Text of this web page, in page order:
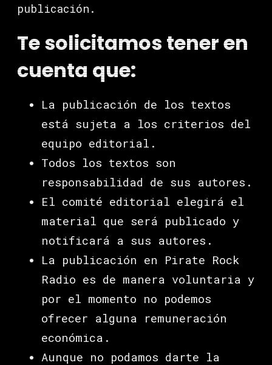
publicación.
Te solicitamos tener en
cuenta que:
La publicación de los textos
está sujeta a los criterios del
equipo editorial.
Todos los textos son
responsabilidad de sus autores.
El comité editorial elegirá el
material que será publicado y
notificará a sus autores.
La publicación en Pirate Rock
Radio es de manera voluntaria y
por el momento no podemos
ofrecer alguna remuneración
económica.
Aunque no podamos darte la